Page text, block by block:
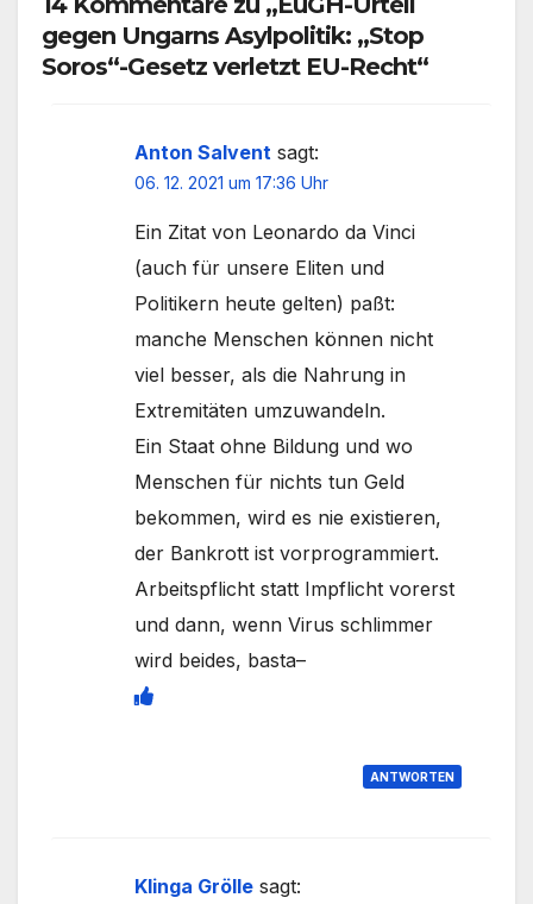
gegen Ungarns Asylpolitik: „Stop
Soros“-Gesetz verletzt EU-Recht“
Anton Salvent sagt:
06. 12. 2021 um 17:36 Uhr
Ein Zitat von Leonardo da Vinci
(auch für unsere Eliten und
Politikern heute gelten) paßt:
manche Menschen können nicht
viel besser, als die Nahrung in
Extremitäten umzuwandeln.
Ein Staat ohne Bildung und wo
Menschen für nichts tun Geld
bekommen, wird es nie existieren,
der Bankrott ist vorprogrammiert.
Arbeitspflicht statt Impflicht vorerst
und dann, wenn Virus schlimmer
wird beides, basta–
ANTWORTEN
Klinga Grölle sagt: